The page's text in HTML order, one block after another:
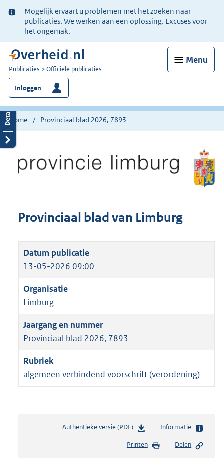
Ter
informatie:
Mogelijk ervaart u problemen met het zoeken naar
publicaties. We werken aan een oplossing. Excuses voor
het ongemak.
Menu
U
bent
nu
hier:
Publicaties Officiële publicaties
Inloggen
Home Provinciaal blad 2026, 7893
Provinciaal blad van Limburg
13-05-2026 09:00
Limburg
Provinciaal blad 2026, 7893
algemeen verbindend voorschrift (verordening)
Authentieke versie (PDF)b
s
Informatie
Printen Delen